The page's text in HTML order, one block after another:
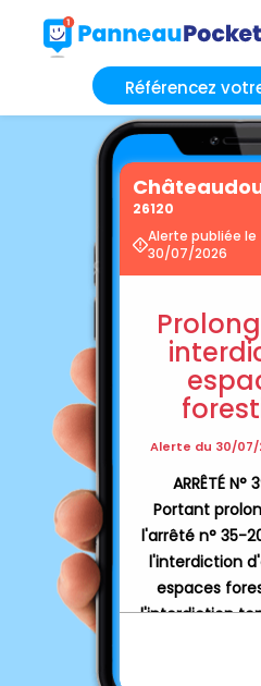
Référencez
26120
Alerte publiée le
30/07/2026
Alerte du 30/07/
ARRÊTÉ N°
Portant
l'arrêté n° 35-
l'interdiction
espaces
l'interdiction
tout feu,
dispositif de